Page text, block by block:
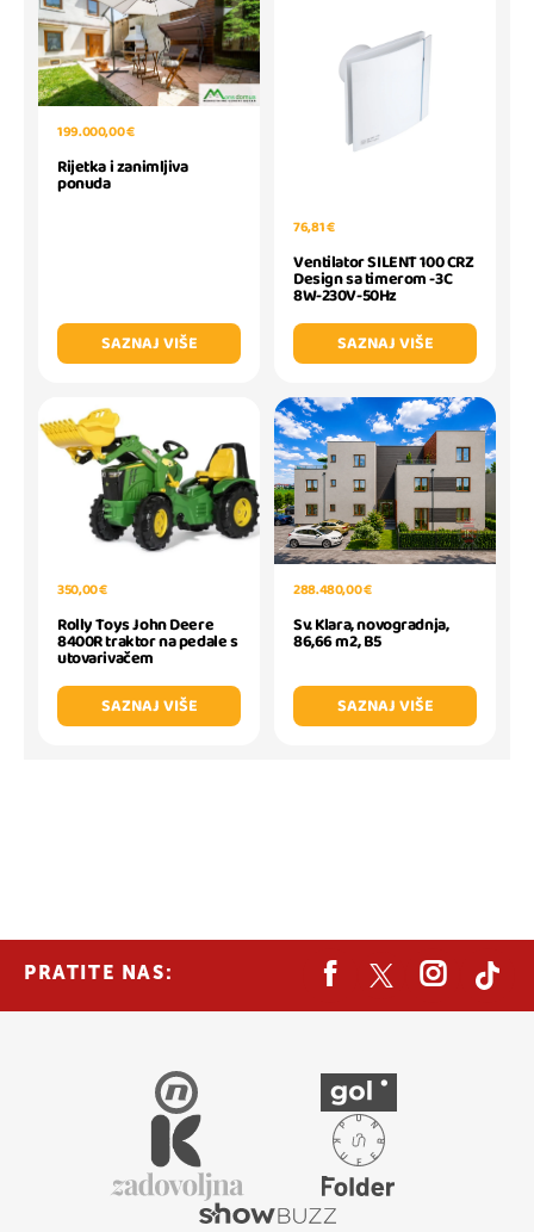
199.000,00 €
Rijetka i zanimljiva
ponuda
SAZNAJ VIŠE
76,81 €
Ventilator SILENT 100 CRZ
Design sa timerom -3C
8W-230V-50Hz
SAZNAJ VIŠE
350,00 €
Rolly Toys John Deere
8400R traktor na pedale s
utovarivačem
SAZNAJ VIŠE
288.480,00 €
Sv. Klara, novogradnja,
86,66 m2, B5
SAZNAJ VIŠE
PRATITE NAS: